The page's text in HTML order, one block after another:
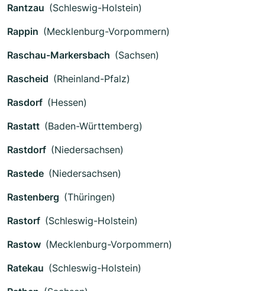
Rantzau (Schleswig-Holstein)
Rappin (Mecklenburg-Vorpommern)
Raschau-Markersbach (Sachsen)
Rascheid (Rheinland-Pfalz)
Rasdorf (Hessen)
Rastatt (Baden-Württemberg)
Rastdorf (Niedersachsen)
Rastede (Niedersachsen)
Rastenberg (Thüringen)
Rastorf (Schleswig-Holstein)
Rastow (Mecklenburg-Vorpommern)
Ratekau (Schleswig-Holstein)